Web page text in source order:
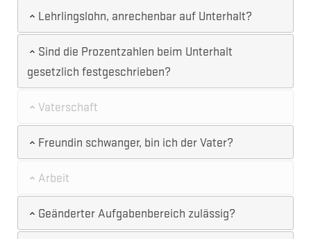
Lehrlingslohn, anrechenbar auf Unterhalt?
Sind die Prozentzahlen beim Unterhalt
gesetzlich festgeschrieben?
Vaterschaft
Freundin schwanger, bin ich der Vater?
Arbeit
Geänderter Aufgabenbereich zulässig?